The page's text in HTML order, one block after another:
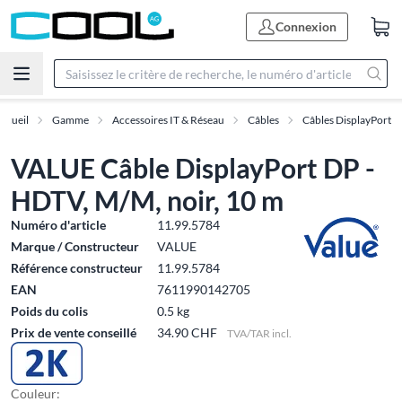
Connexion
Gamme Accessoires IT & Réseau Câbles Câbles DisplayPort
VALUE Câble DisplayPort DP -
HDTV, M/M, noir, 10 m
Numéro d'article
11.99.5784
Marque / Constructeur
VALUE
Référence constructeur
11.99.5784
EAN
7611990142705
Poids du colis
0.5 kg
Prix de vente conseillé
34.90 CHF TVA/TAR incl.
Couleur: